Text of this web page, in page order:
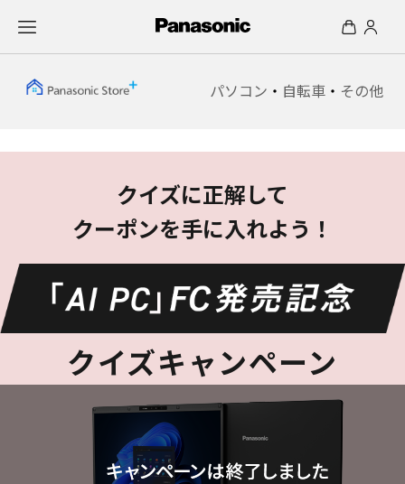
パソコン ・ 自転車 ・ その他
クイズに正解して
クーポンを手に入れよう！
クイズキャンペーン